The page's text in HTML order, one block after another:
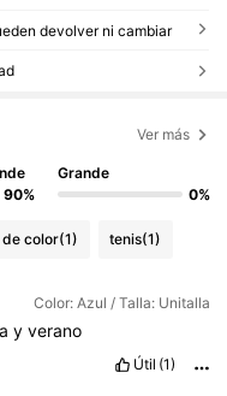
devolver ni cambiar
Ver más
90%
Grande
0%
color(1) tenis(1)
Color: Azul / Talla: Unitalla
yverano
Útil (1)